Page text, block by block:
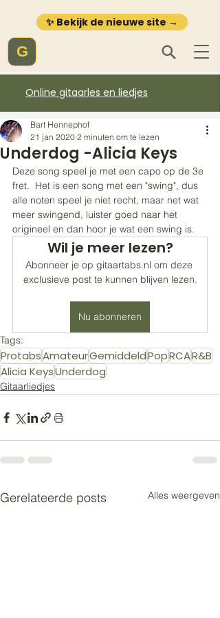
✨ Bekijk de nieuwe site →
G
Online gitaarles en liedjes
Underdog -Alicia Keys
Bart Hennephof
21 jan 2020 2 minuten om te lezen
Deze song speel je met een capo op de 3e
fret.  Het is een song met een "swing", dus
alle noten speel je niet recht, maar net wat
meer swingend, luister goed naar het
origineel en dan hoor je wat een swing is.
Wil je meer lezen?
Abonneer je op gitaartabs.nl om deze
exclusieve post te kunnen blijven lezen.
Nu abonneren
Tags:
ProtabsAmateurGemiddeldPopRCAR&B
Alicia KeysUnderdog
Gitaarliedjes
Gerelateerde posts Alles weergeven